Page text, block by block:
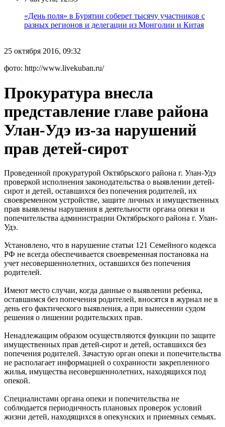
«День поля» в Бурятии соберет тысячу участников с
разных регионов и делегации из Монголии и Китая
25 октября 2016, 09:32
фото: http://www.livekuban.ru/
Прокуратура внесла
представление главе района
Улан-Удэ из-за нарушений
прав детей-сирот
Проведенной прокуратурой Октябрьского района г. Улан-Удэ
проверкой исполнения законодательства о выявлении детей-
сирот и детей, оставшихся без попечения родителей, их
своевременном устройстве, защите личных и имущественных
прав выявлены нарушения в деятельности органа опеки и
попечительства администрации Октябрьского района г. Улан-
Удэ.
Установлено, что в нарушение статьи 121 Семейного кодекса
РФ не всегда обеспечивается своевременная постановка на
учет несовершеннолетних, оставшихся без попечения
родителей.
Имеют место случаи, когда данные о выявлении ребенка,
оставшимся без попечения родителей, вносятся в журнал не в
день его фактического выявления, а при вынесении судом
решения о лишении родительских прав.
Ненадлежащим образом осуществляются функции по защите
имущественных прав детей-сирот и детей, оставшихся без
попечения родителей. Зачастую орган опеки и попечительства
не располагает информацией о сохранности закрепленного
жилья, имущества несовершеннолетних, находящихся под
опекой.
Специалистами органа опеки и попечительства не
соблюдается периодичность плановых проверок условий
жизни детей, находящихся в опекунских и приемных семьях.